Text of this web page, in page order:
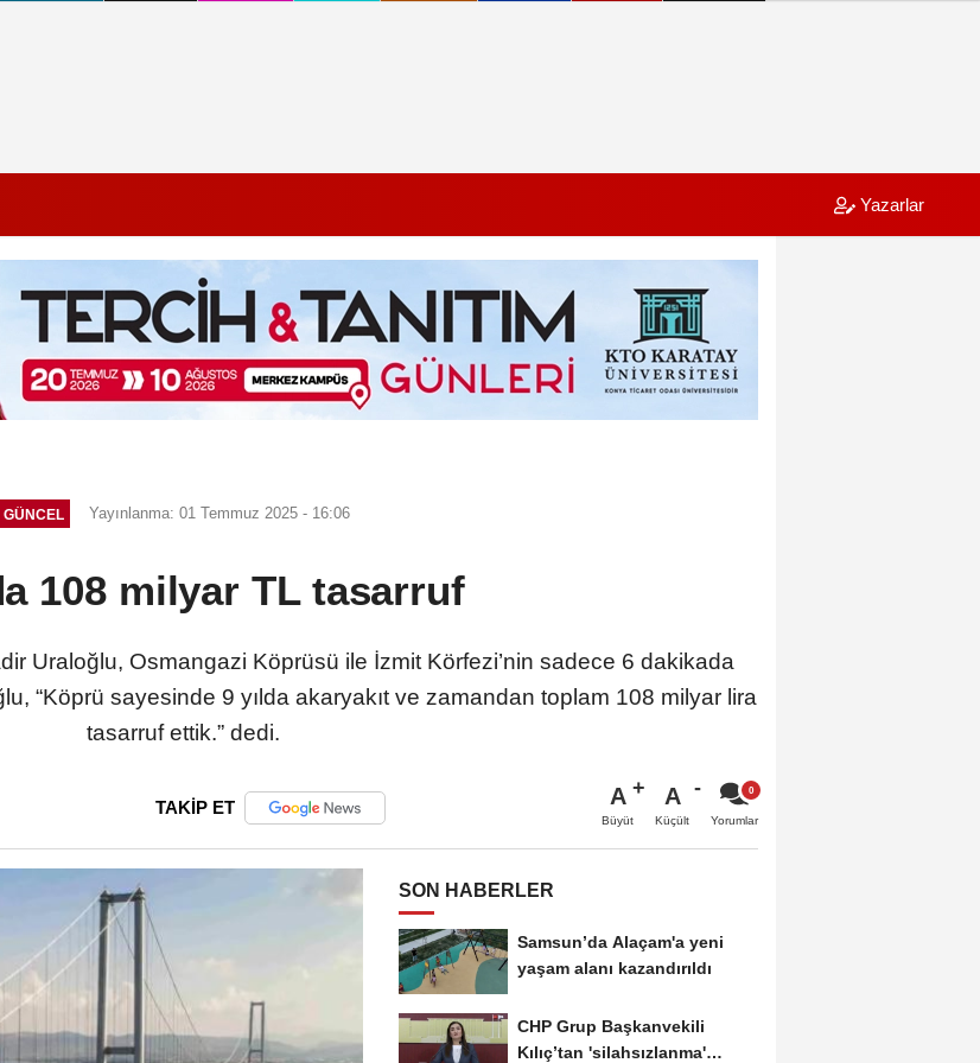
Yazarlar
GÜNCEL Yayınlanma: 01 Temmuz 2025 - 16:06
108 milyar TL tasarruf
Uraloğlu, Osmangazi Köprüsü ile İzmit Körfezi’nin sadece 6 dakikada
“Köprü sayesinde 9 yılda akaryakıt ve zamandan toplam 108 milyar lira
tasarruf ettik.” dedi.
TAKİP ET A
Büyüt
A
Küçült Yorumlar
SON HABERLER
Samsun’da Alaçam'a yeni
yaşam alanı kazandırıldı
CHP Grup Başkanvekili
Kılıç’tan 'silahsızlanma'